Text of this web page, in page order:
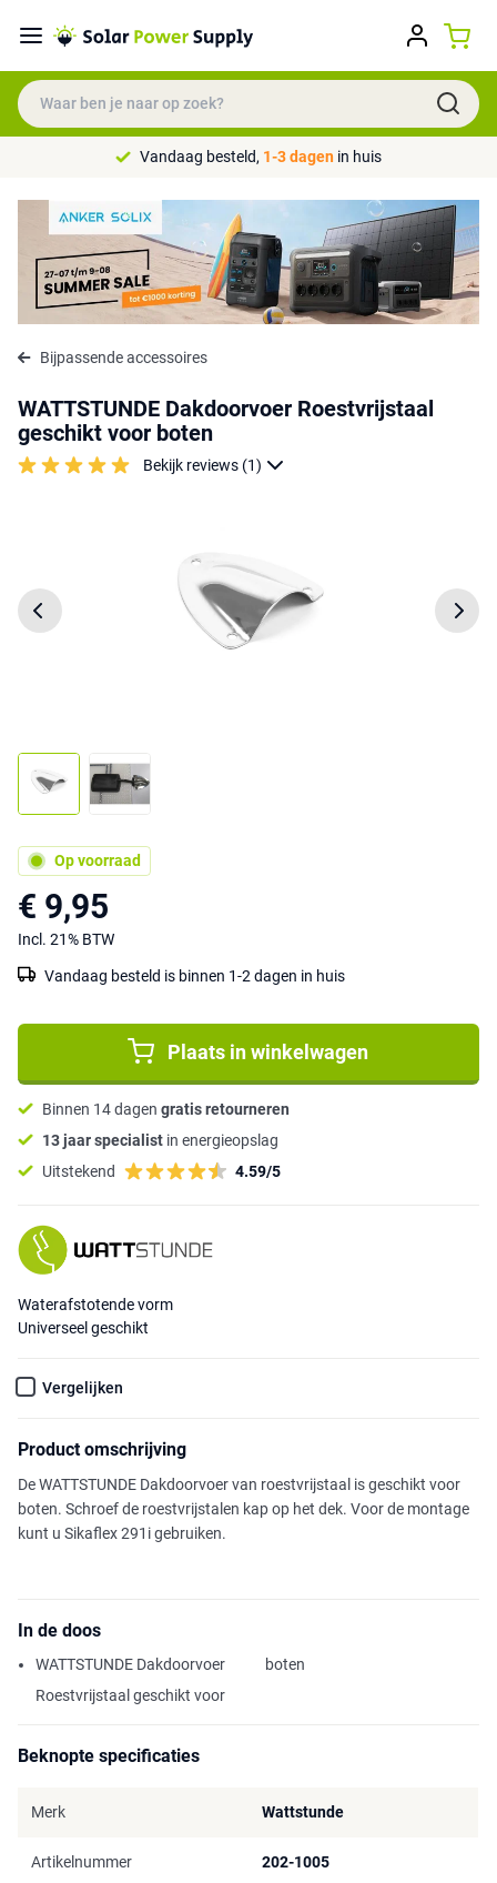
Vandaag besteld, 1-3 dagen in huis
Bijpassende accessoires
WATTSTUNDE Dakdoorvoer Roestvrijstaal
geschikt voor boten
Bekijk reviews (1)
Op voorraad
€ 9,95
Incl. 21% BTW
Vandaag besteld is binnen 1-2 dagen in huis
Plaats in winkelwagen
Binnen 14 dagen gratis retourneren
13 jaar specialist in energieopslag
Uitstekend
4.59/5
Waterafstotende vorm
Universeel geschikt
Vergelijken
Product omschrijving
De WATTSTUNDE Dakdoorvoer van roestvrijstaal is geschikt voor
boten. Schroef de roestvrijstalen kap op het dek. Voor de montage
kunt u Sikaflex 291i gebruiken.
In de doos
WATTSTUNDE Dakdoorvoer
Roestvrijstaal geschikt voor
boten
Beknopte specificaties
Merk Wattstunde
Artikelnummer 202-1005